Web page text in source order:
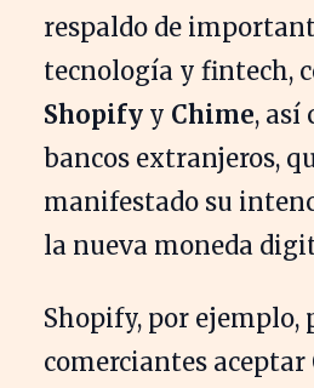
respaldo de
tecnología y fintech,
Shopify y Chime, así
bancos extranjeros,
manifestado su
la nueva moneda
Shopify, por ejemplo,
comerciantes aceptar